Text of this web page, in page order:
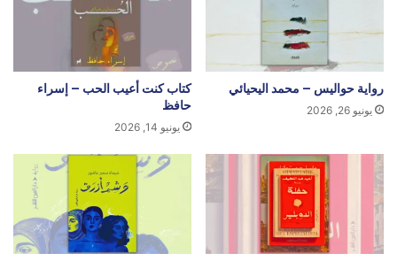
رواية حواليس – محمد اليحيائي
يونيو 26, 2026
كتاب كنت أعيب الحب – إسراء
حافظ
يونيو 14, 2026